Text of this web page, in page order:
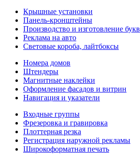
Крышные установки
Панель-кронштейны
Производство и изготовление букв
Реклама на авто
Световые короба, лайтбоксы
Номера домов
Штендеры
Магнитные наклейки
Оформление фасадов и витрин
Навигация и указатели
Входные группы
Фрезеровка и гравировка
Плоттерная резка
Регистрация наружной рекламы
Широкоформатная печать